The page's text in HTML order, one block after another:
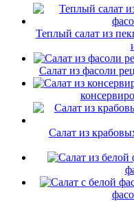
Теплый салат из
Cалат из фасоли
Салат из